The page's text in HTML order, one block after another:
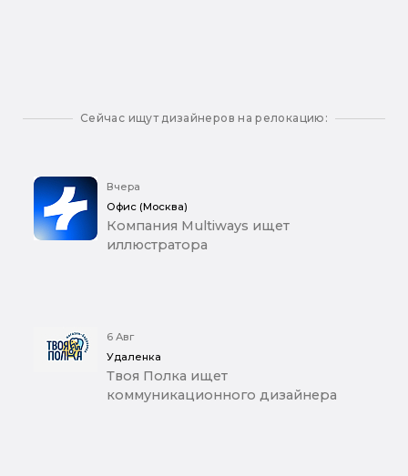
Сейчас ищут дизайнеров на релокацию:
Вчера
Офис (Москва)
Компания Multiways ищет
иллюстратора
6 Авг
Удаленка
Твоя Полка ищет
коммуникационного дизайнера